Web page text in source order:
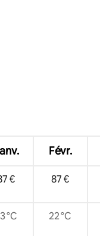
Févr.
€ 87 €
°C 22 °C